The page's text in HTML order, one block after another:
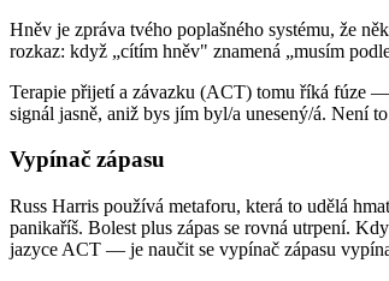
Hněv je zpráva tvého poplašného systému, že
rozkaz: když „cítím hněv" znamená „musím
Terapie přijetí a závazku (ACT) tomu říká fúze —
signál jasně, aniž bys jím byl/a unesený/á. Není
Vypínač zápasu
Russ Harris používá metaforu, která to udělá
panikaříš. Bolest plus zápas se rovná utrpení.
jazyce ACT — je naučit se vypínač zápasu